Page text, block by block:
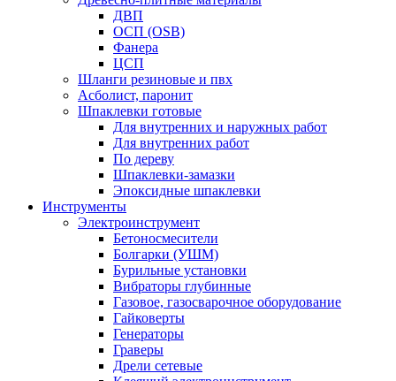
ДВП
ОСП (OSB)
Фанера
ЦСП
Шланги резиновые и пвх
Асболист, паронит
Шпаклевки готовые
Для внутренних и наружных работ
Для внутренних работ
По дереву
Шпаклевки-замазки
Эпоксидные шпаклевки
Инструменты
Электроинструмент
Бетоносмесители
Болгарки (УШМ)
Бурильные установки
Вибраторы глубинные
Газовое, газосварочное оборудование
Гайковерты
Генераторы
Граверы
Дрели сетевые